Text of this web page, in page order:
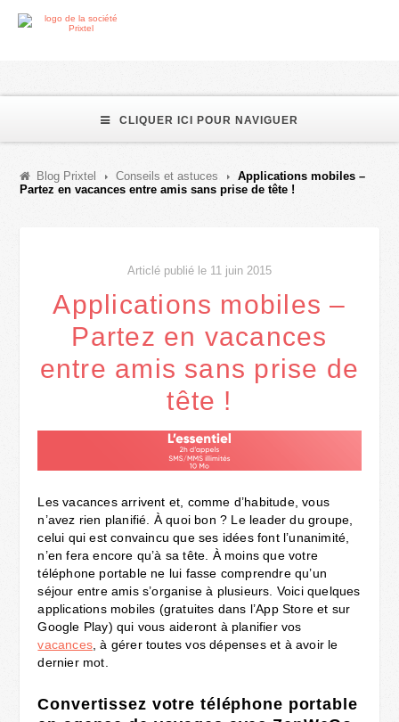
CLIQUER ICI POUR NAVIGUER
Blog Prixtel Conseils et astuces
Applications mobiles –
Partez en vacances entre amis sans prise de tête !
Articlé publié le 11 juin 2015
Applications mobiles –
Partez en vacances
entre amis sans prise de
tête !
Les vacances arrivent et, comme d’habitude, vous
n’avez rien planifié. À quoi bon ? Le leader du groupe,
celui qui est convaincu que ses idées font l’unanimité,
n’en fera encore qu’à sa tête. À moins que votre
téléphone portable ne lui fasse comprendre qu’un
séjour entre amis s’organise à plusieurs. Voici quelques
applications mobiles (gratuites dans l’App Store et sur
Google Play) qui vous aideront à planifier vos
vacances , à gérer toutes vos dépenses et à avoir le
dernier mot.
Convertissez votre téléphone portable